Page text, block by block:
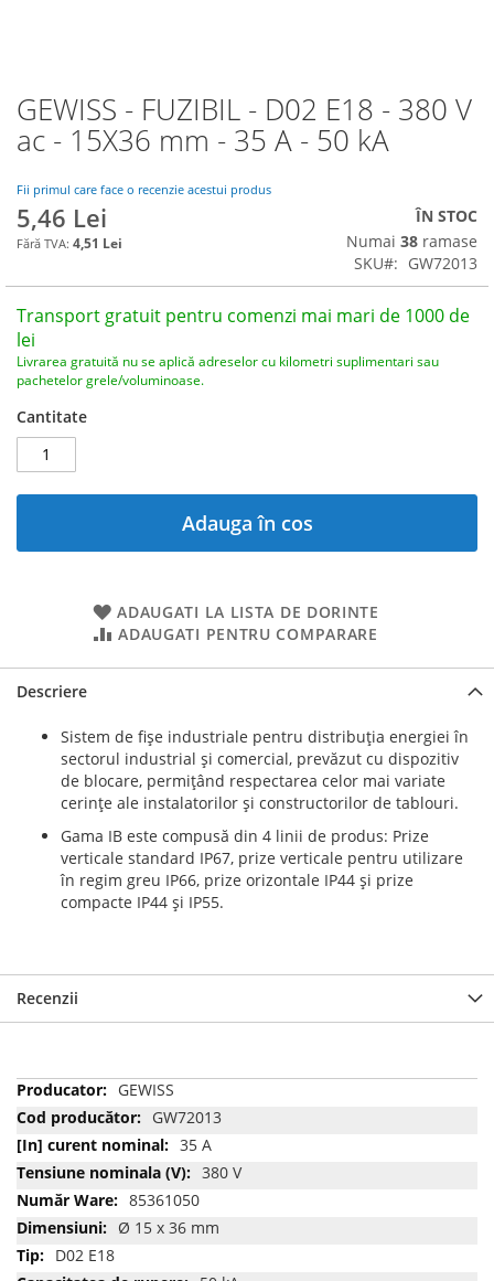
GEWISS - FUZIBIL - D02 E18 - 380 V
ac - 15X36 mm - 35 A - 50 kA
Fii primul care face o recenzie acestui produs
5,46 Lei
4,51 Lei
ÎN STOC
Numai 38 ramase
SKU
GW72013
Transport gratuit pentru comenzi mai mari de 1000 de
lei
Livrarea gratuită nu se aplică adreselor cu kilometri suplimentari sau
pachetelor grele/voluminoase.
Cantitate
Adauga în cos
ADAUGATI LA LISTA DE DORINTE
ADAUGATI PENTRU COMPARARE
Skip
to
the
of
the
images
Descriere
Sistem de fişe industriale pentru distribuţia energiei în
sectorul industrial şi comercial, prevăzut cu dispozitiv
de blocare, permiţând respectarea celor mai variate
cerinţe ale instalatorilor şi constructorilor de tablouri.
Gama IB este compusă din 4 linii de produs: Prize
verticale standard IP67, prize verticale pentru utilizare
în regim greu IP66, prize orizontale IP44 şi prize
compacte IP44 şi IP55.
Recenzii
Mai
multe
informatii
GEWISS
GW72013
35 A
380 V
85361050
Ø 15 x 36 mm
D02 E18